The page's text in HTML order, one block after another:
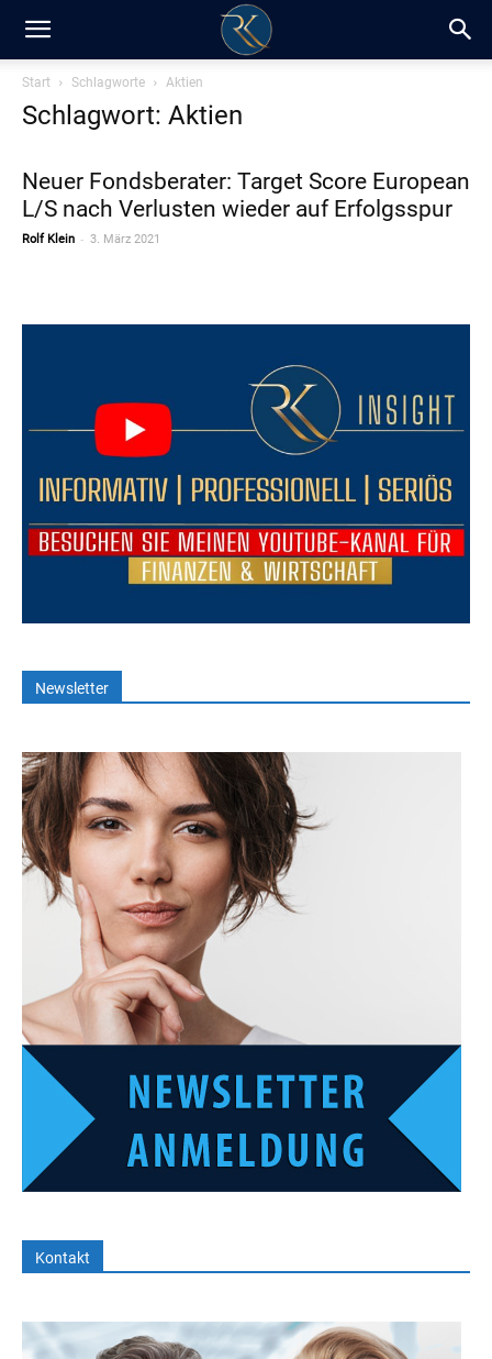
RK-
Insight
Start Schlagworte Aktien
Schlagwort: Aktien
Neuer Fondsberater: Target Score European
L/S nach Verlusten wieder auf Erfolgsspur
Rolf Klein - 3. März 2021
Newsletter
Kontakt